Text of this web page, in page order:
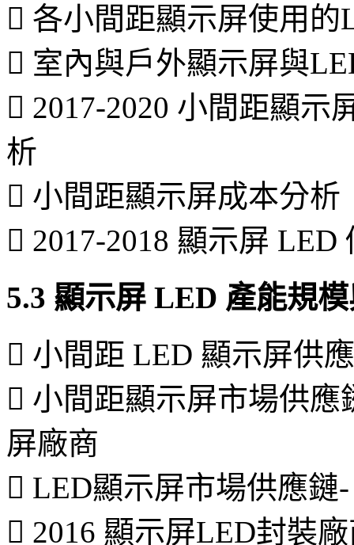
 各小間距顯示屏使用的
 室內與戶外顯示屏與
 2017-2020 小間距顯示
析
 小間距顯示屏成本分析
 2017-2018 顯示屏 LED
5.3 顯示屏 LED 產能規
 小間距 LED 顯示屏供
 小間距顯示屏市場供
屏廠商
 LED顯示屏市場供應鏈
 2016 顯示屏LED封裝